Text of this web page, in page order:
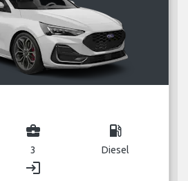
business_center
3
local_gas_station
Diesel
login